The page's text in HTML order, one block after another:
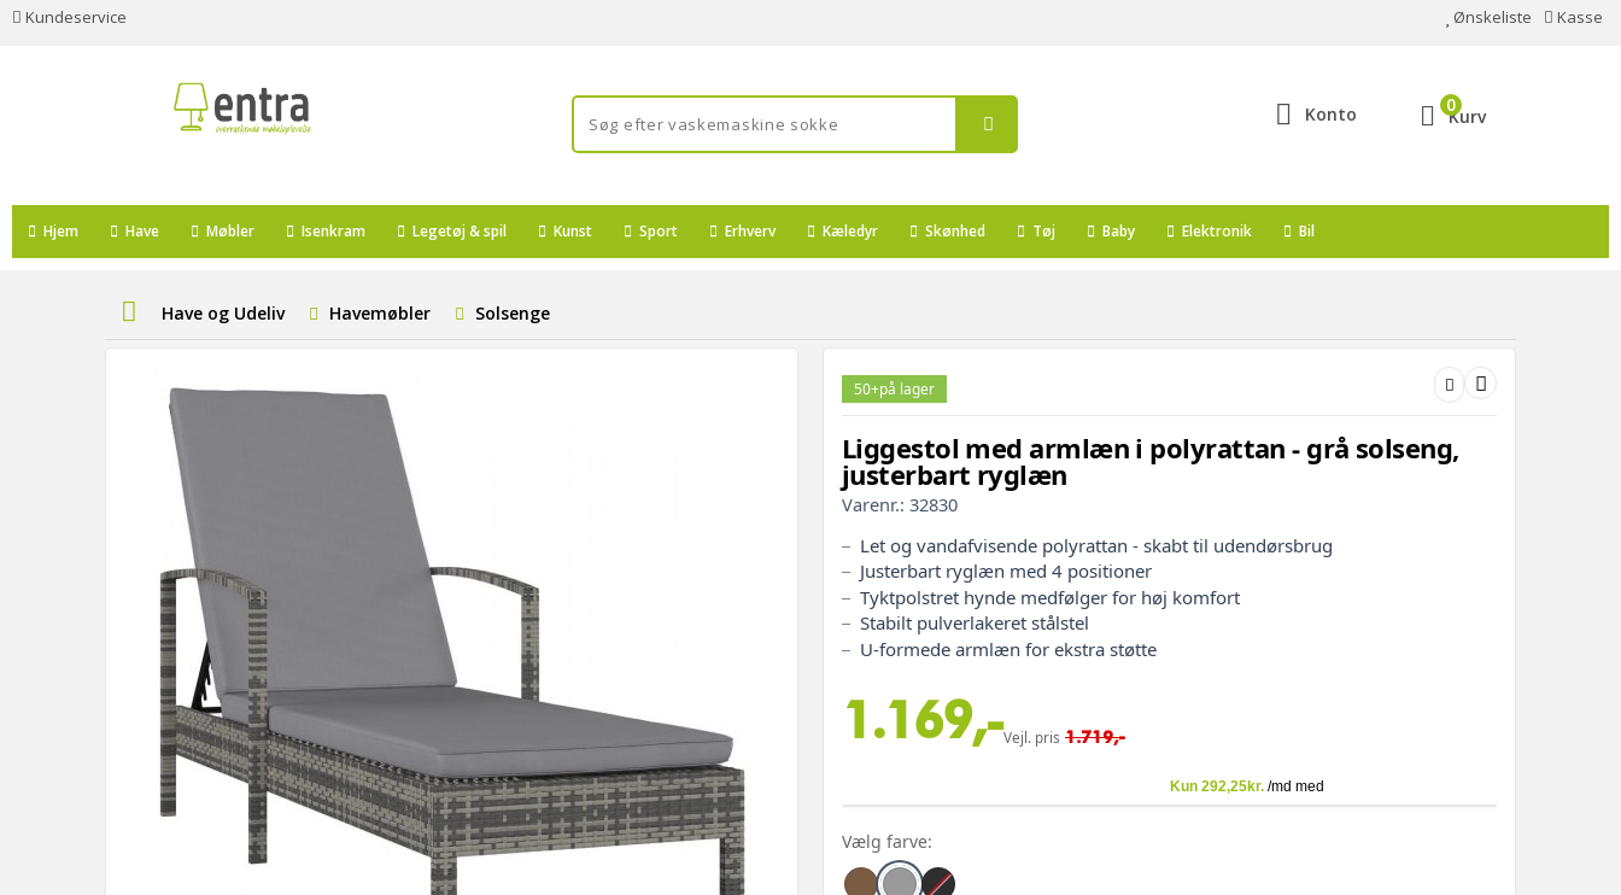
Kundeservice Ønskeliste Kasse
Konto Kurv
0
Hjem Have Møbler Isenkram Legetøj & spil Kunst Sport Erhverv Kæledyr Skønhed Tøj Baby Elektronik Bil
Have og Udeliv Havemøbler Solsenge
50+på lager
Liggestol med armlæn i polyrattan - grå solseng,
justerbart ryglæn
Varenr.: 32830
Let og vandafvisende polyrattan - skabt til udendørsbrug
Justerbart ryglæn med 4 positioner
Tyktpolstret hynde medfølger for høj komfort
Stabilt pulverlakeret stålstel
U‑formede armlæn for ekstra støtte
1.169,-Vejl. pris 1.719,-
Vælg farve: